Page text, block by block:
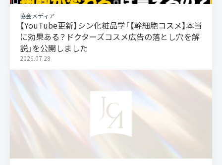
協会メディア
【YouTube更新】シン化粧品学「【幹細胞コスメ】本当
に効果ある？ドクターズコスメ広告の落とし穴を解
説」を公開しました
2026.07.28